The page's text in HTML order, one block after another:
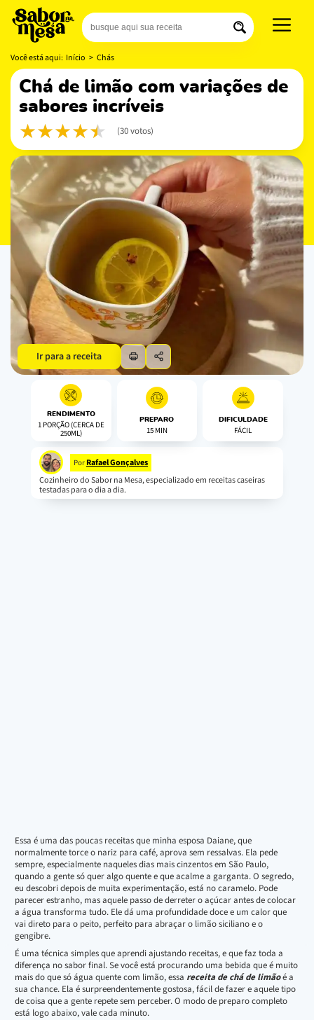
Você está aqui: Início > Chás
chá de limão com variações de
sabores incríveis
(30 votos)
Ir para a receita
RENDIMENTO
1 PORÇÃO (CERCA DE
250ML)
PREPARO
15 MIN
DIFICULDADE
FÁCIL
Por Rafael Gonçalves
Cozinheiro do Sabor na Mesa, especializado em receitas caseiras
testadas para o dia a dia.
Essa é uma das poucas receitas que minha esposa Daiane, que
normalmente torce o nariz para café, aprova sem ressalvas. Ela pede
sempre, especialmente naqueles dias mais cinzentos em São Paulo,
quando a gente só quer algo quente e que acalme a garganta. O segredo,
eu descobri depois de muita experimentação, está no caramelo. Pode
parecer estranho, mas aquele passo de derreter o açúcar antes de colocar
a água transforma tudo. Ele dá uma profundidade doce e um calor que
vai direto para o peito, perfeito para abraçar o limão siciliano e o
gengibre.
É uma técnica simples que aprendi ajustando receitas, e que faz toda a
diferença no sabor final. Se você está procurando uma bebida que é muito
mais do que só água quente com limão, essa receita de chá de limãoé a
sua chance. Ela é surpreendentemente gostosa, fácil de fazer e aquele tipo
de coisa que a gente repete sem perceber. O modo de preparo completo
está logo abaixo, vale cada minuto.